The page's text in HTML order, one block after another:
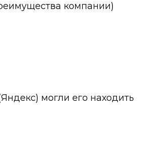
компании)
могли его находить